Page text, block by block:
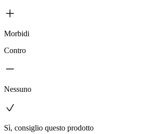
Morbidi
Contro
Nessuno
Sì, consiglio questo prodotto